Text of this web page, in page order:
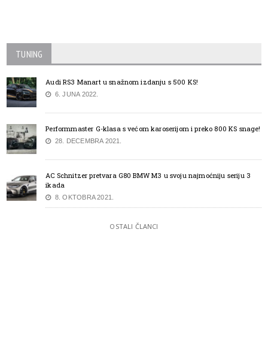
TUNING
Audi RS3 Manart u snažnom izdanju s 500 KS!
6. JUNA 2022.
Performmaster G-klasa s većom karoserijom i preko 800 KS snage!
28. DECEMBRA 2021.
AC Schnitzer pretvara G80 BMW M3 u svoju najmoćniju seriju 3
ikada
8. OKTOBRA 2021.
OSTALI ČLANCI